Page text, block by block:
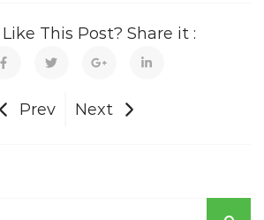
This Post? Share it :
Prev Next